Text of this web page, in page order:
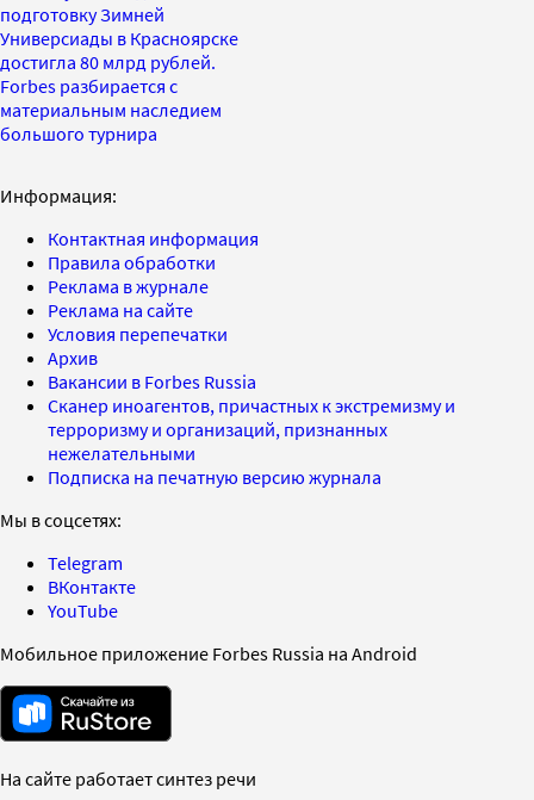
подготовку Зимней
Универсиады в Красноярске
достигла 80 млрд рублей.
Forbes разбирается с
материальным наследием
большого турнира
Информация:
Контактная информация
Правила обработки
Реклама в журнале
Реклама на сайте
Условия перепечатки
Архив
Вакансии в Forbes Russia
Сканер иноагентов, причастных к экстремизму и
терроризму и организаций, признанных
нежелательными
Подписка на печатную версию журнала
Мы в соцсетях:
Telegram
ВКонтакте
YouTube
Мобильное приложение Forbes Russia на Android
На сайте работает синтез речи